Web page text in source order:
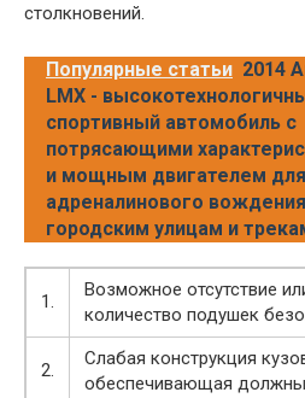
столкновений.
Популярные статьи 2014
LMX -
спортивный автомобиль с
потрясающими
и мощным двигателем для
адреналинового
городским улицам и
1.
Возможное отсутствие
количество подушек
2.
Слабая конструкция
обеспечивающая